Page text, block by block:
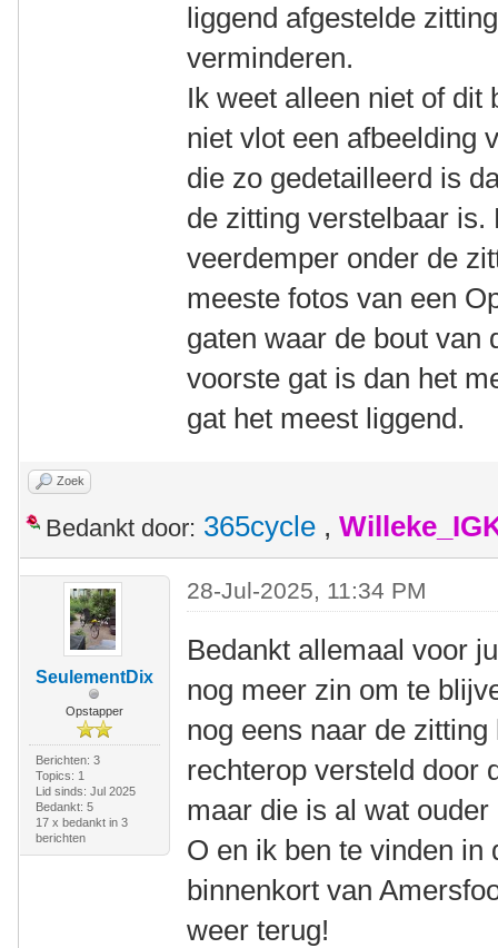
liggend afgestelde
verminderen.
Ik weet alleen niet of dit
niet vlot een afbeelding
die zo gedetailleerd is
de zitting verstelbaar
veerdemper onder de
meeste fotos van een
gaten waar de bout van
voorste gat is dan het
gat het meest liggend.
Zoek
Bedankt door: 365cycle ,
SeulementDix
Opstapper
Berichten: 3
Topics: 1
Lid sinds: Jul 2025
Bedankt: 5
17 x bedankt in 3
berichten
28-Jul-2025, 11:34 PM
Bedankt allemaal voor
nog meer zin om te
nog eens naar de
rechterop versteld door
maar die is al wat
O en ik ben te vinden in
binnenkort van
weer terug!